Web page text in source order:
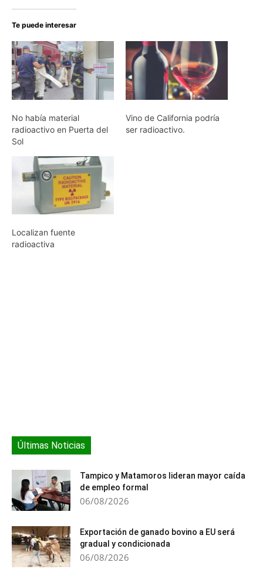
Te puede interesar
No había material
radioactivo en Puerta del
Sol
Vino de California podría
ser radioactivo.
Localizan fuente
radioactiva
Últimas Noticias
Tampico y Matamoros lideran mayor caída
de empleo formal
06/08/2026
Exportación de ganado bovino a EU será
gradual y condicionada
06/08/2026